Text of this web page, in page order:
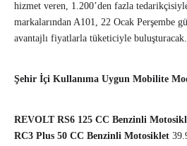
hizmet veren, 1.200’den fazla
markalarından A101, 22 Ocak Perşembe
avantajlı fiyatlarla tüketiciyle buluşturacak.
Şehir İçi Kullanıma Uygun Mobilite
REVOLT RS6 125 CC Benzinli
RC3 Plus 50 CC Benzinli Motosiklet